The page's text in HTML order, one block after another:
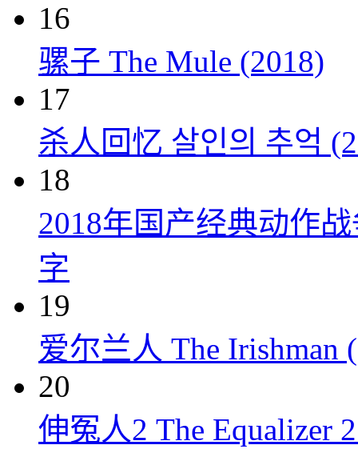
16
骡子 The Mule (2018)
17
杀人回忆 살인의 추억
18
2018年国产经典动作
字
19
爱尔兰人 The Irishman
20
伸冤人2 The Equalizer